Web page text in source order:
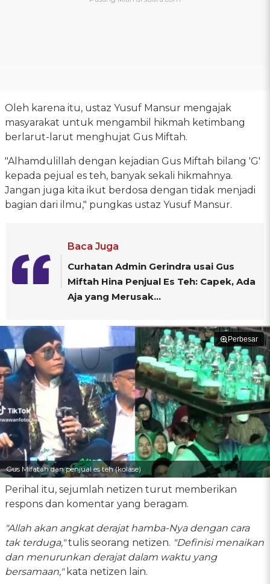
Oleh karena itu, ustaz Yusuf Mansur mengajak
masyarakat untuk mengambil hikmah ketimbang
berlarut-larut menghujat Gus Miftah.
"Alhamdulillah dengan kejadian Gus Miftah bilang 'G'
kepada pejual es teh, banyak sekali hikmahnya.
Jangan juga kita ikut berdosa dengan tidak menjadi
bagian dari ilmu," pungkas ustaz Yusuf Mansur.
Baca Juga
Curhatan Admin Gerindra usai Gus
Miftah Hina Penjual Es Teh: Capek, Ada
Aja yang Merusak...
Perbesar
Gus Mifatah dan penjual es teh (kolase)
Perihal itu, sejumlah netizen turut memberikan
respons dan komentar yang beragam.
"Allah akan angkat derajat hamba-Nya dengan cara
tak terduga,"tulis seorang netizen. "Definisi menaikan
dan menurunkan derajat dalam waktu yang
bersamaan,"kata netizen lain.